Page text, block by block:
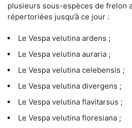
plusieurs sous-espèces de frelon
répertoriées jusqu’à ce jour :
Le Vespa velutina ardens ;
Le Vespa velutina auraria ;
Le Vespa velutina celebensis ;
Le Vespa velutina divergens ;
Le Vespa velutina flavitarsus ;
Le Vespa velutina floresiana ;